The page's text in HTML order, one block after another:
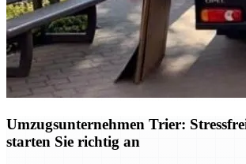
Umzugsunternehmen Trier:
starten Sie richtig an